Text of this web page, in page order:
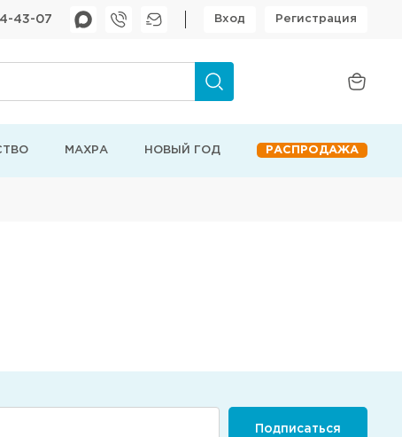
43-07 Вход Регистрация
МАХРА НОВЫЙ ГОД РАСПРОДАЖА
Подписаться